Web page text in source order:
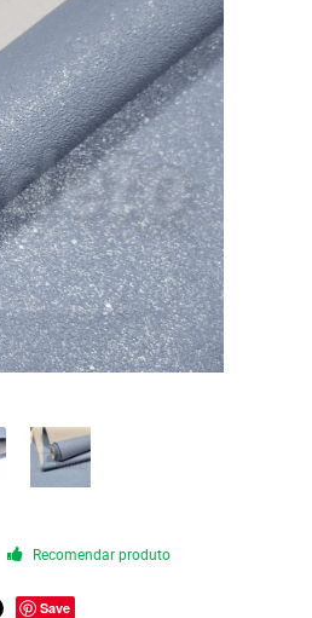
Recomendar produto
Save